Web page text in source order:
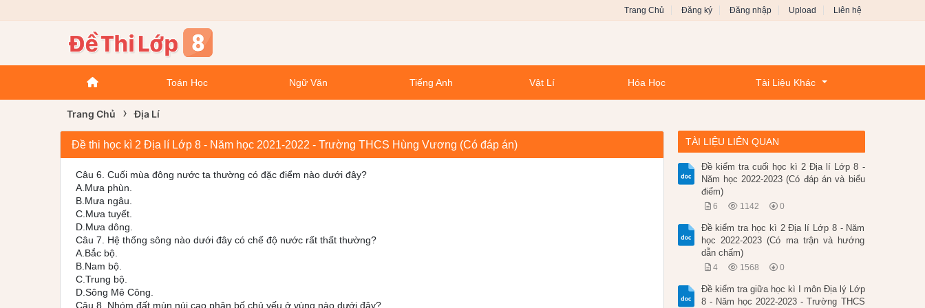
Trang Chủ Đăng ký Đăng nhập Upload Liên hệ
Toán Học Ngữ Văn Tiếng Anh Vật Lí Hóa Học Tài Liệu Khác
Trang Chủ › Địa Lí
Đề thi học kì 2 Địa lí Lớp 8 - Năm học 2021-2022 - Trường THCS Hùng Vương (Có đáp án)
Câu 6. Cuối mùa đông nước ta thường có đặc điểm nào dưới đây?
A.Mưa phùn.
B.Mưa ngâu.
C.Mưa tuyết.
D.Mưa dông.
Câu 7. Hệ thống sông nào dưới đây có chế độ nước rất thất thường?
A.Bắc bộ.
B.Nam bộ.
C.Trung bộ.
D.Sông Mê Công.
Câu 8. Nhóm đất mùn núi cao phân bố chủ yếu ở vùng nào dưới đây?
TÀI LIỆU LIÊN QUAN
Đề kiểm tra cuối học kì 2 Địa lí Lớp 8 -
Năm học 2022-2023 (Có đáp án và biểu
điểm)
6 1142 0
Đề kiểm tra học kì 2 Địa lí Lớp 8 - Năm
học 2022-2023 (Có ma trận và hướng
dẫn chấm)
4 1568 0
Đề kiểm tra giữa học kì I môn Địa lý Lớp
8 - Năm học 2022-2023 - Trường THCS